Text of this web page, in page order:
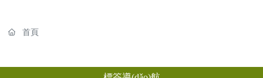
首頁